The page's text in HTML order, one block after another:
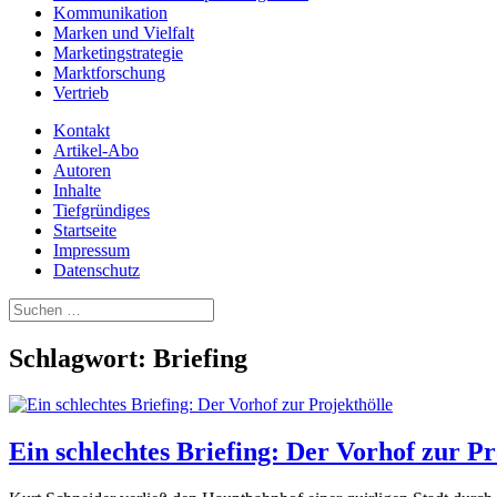
Kommunikation
Marken und Vielfalt
Marketingstrategie
Marktforschung
Vertrieb
Kontakt
Artikel-Abo
Autoren
Inhalte
Tiefgründiges
Startseite
Impressum
Datenschutz
Suchen
nach:
Schlagwort: Briefing
Ein schlechtes Briefing: Der Vorhof zur